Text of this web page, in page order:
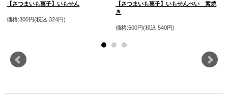
【さつまいも菓子】いもせん
価格:300円(税込 324円)
【さつまいも菓子】いもせんべい 素焼
き
価格:500円(税込 540円)